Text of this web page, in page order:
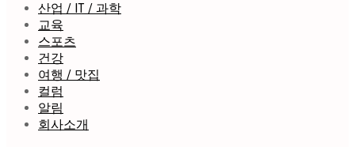
산업 / IT / 과학
교육
스포츠
건강
여행 / 맛집
컬럼
알림
회사소개